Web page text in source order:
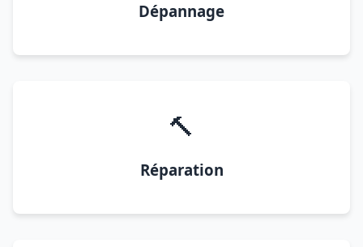
Dépannage
🔨
Réparation